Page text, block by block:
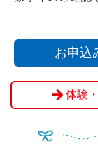
お申込
体験